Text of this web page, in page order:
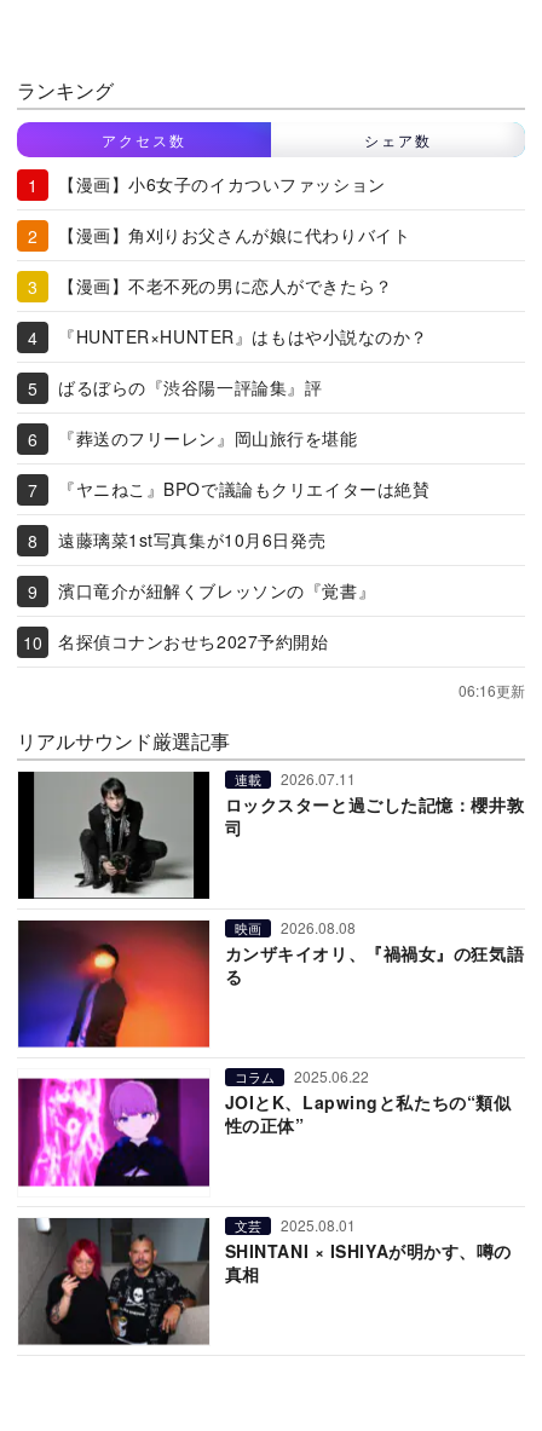
ランキング
アクセス数 シェア数
【漫画】小6女子のイカついファッション
【漫画】角刈りお父さんが娘に代わりバイト
【漫画】不老不死の男に恋人ができたら？
『HUNTER×HUNTER』はもはや小説なのか？
ばるぼらの『渋谷陽一評論集』評
『葬送のフリーレン』岡山旅行を堪能
『ヤニねこ』BPOで議論もクリエイターは絶賛
遠藤璃菜1st写真集が10月6日発売
濱口竜介が紐解くブレッソンの『覚書』
名探偵コナンおせち2027予約開始
06:16更新
リアルサウンド厳選記事
連載 2026.07.11
ロックスターと過ごした記憶：櫻井敦
司
映画 2026.08.08
カンザキイオリ、『禍禍女』の狂気語
る
コラム 2025.06.22
JOIとK、Lapwingと私たちの“類似
性の正体”
文芸 2025.08.01
SHINTANI × ISHIYAが明かす、噂の
真相